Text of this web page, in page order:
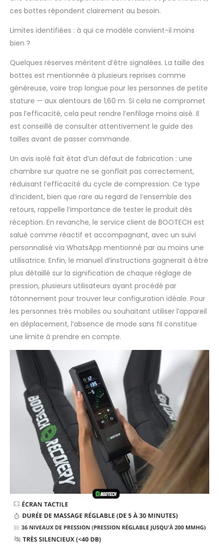
passent par des
rigoureux pour
avec des matériaux
de première qualité
soutenus par la
certification CE
européenne. De plus,
nous offrons un
service après-vente
accessible tous les
jours de l'année.
espagnole.
ces bottes répondent clairement au besoin.
Limites identifiées : à qui ce modèle convient-il moins
bien ?
Quelques réserves méritent d’être signalées. La taille des
bottes est mentionnée à plusieurs reprises comme
généreuse, voire trop longue pour les personnes de petite
stature — aux alentours de 1,60 m. Si cela ne compromet
pas l’efficacité, cela peut rendre l’enfilage moins aisé. Il
est conseillé de consulter attentivement le guide des
tailles avant de passer commande.
Un avis isolé fait état d’un défaut de fabrication : une
chambre sur quatre ne se gonflait pas correctement,
réduisant l’efficacité du cycle de compression. Ce type
d’incident, bien que rare au regard de l’ensemble des
retours, rappelle l’importance de tester le produit dès
réception. En revanche, le service client de BOOTECH est
salué comme réactif et accompagnant, avec un suivi
personnalisé via WhatsApp mentionné par au moins une
utilisatrice. Enfin, le manuel d’instructions gagnerait à être
plus détaillé sur la signification de chaque réglage de
pression, plusieurs utilisateurs ayant procédé par
tâtonnement pour trouver leur configuration idéale. Pour
les personnes très mobiles ou souhaitant utiliser l’appareil
en déplacement, l’absence de mode sans fil constitue
une limite à prendre en compte.